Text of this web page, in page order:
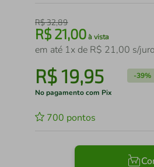
R$32,89
R$21,00 à vista
em até 1x de R$ 21,00 s/
R$19,95 -39%
No pagamento com Pix
700 pontos